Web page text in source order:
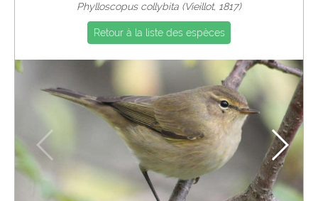
Phylloscopus collybita (Vieillot, 1817)
Retour à la liste des espèces